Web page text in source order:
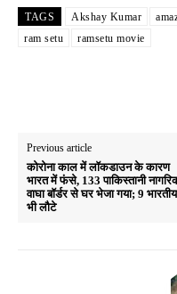
TAGS Akshay Kumar
ram setu
ramsetu movie
Previous article
कोरोना काल में लॉकडाउन के कारण
भारत में फंसे, 133 पाकिस्तानी
वाघा बॉर्डर से घर भेजा गया; 9 भारतीय
भी लौटे